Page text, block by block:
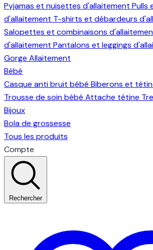
Pyjamas et nuisettes d'allaitement Pulls
d'allaitement T-shirts et débardeurs
Salopettes et combinaisons
d'allaitement Pantalons et leggings
Gorge Allaitement
Bébé
Casque anti bruit bébé Biberons et
Trousse de soin bébé Attache tétine
Bijoux
Bola de grossesse
Tous les produits
Compte
Rechercher